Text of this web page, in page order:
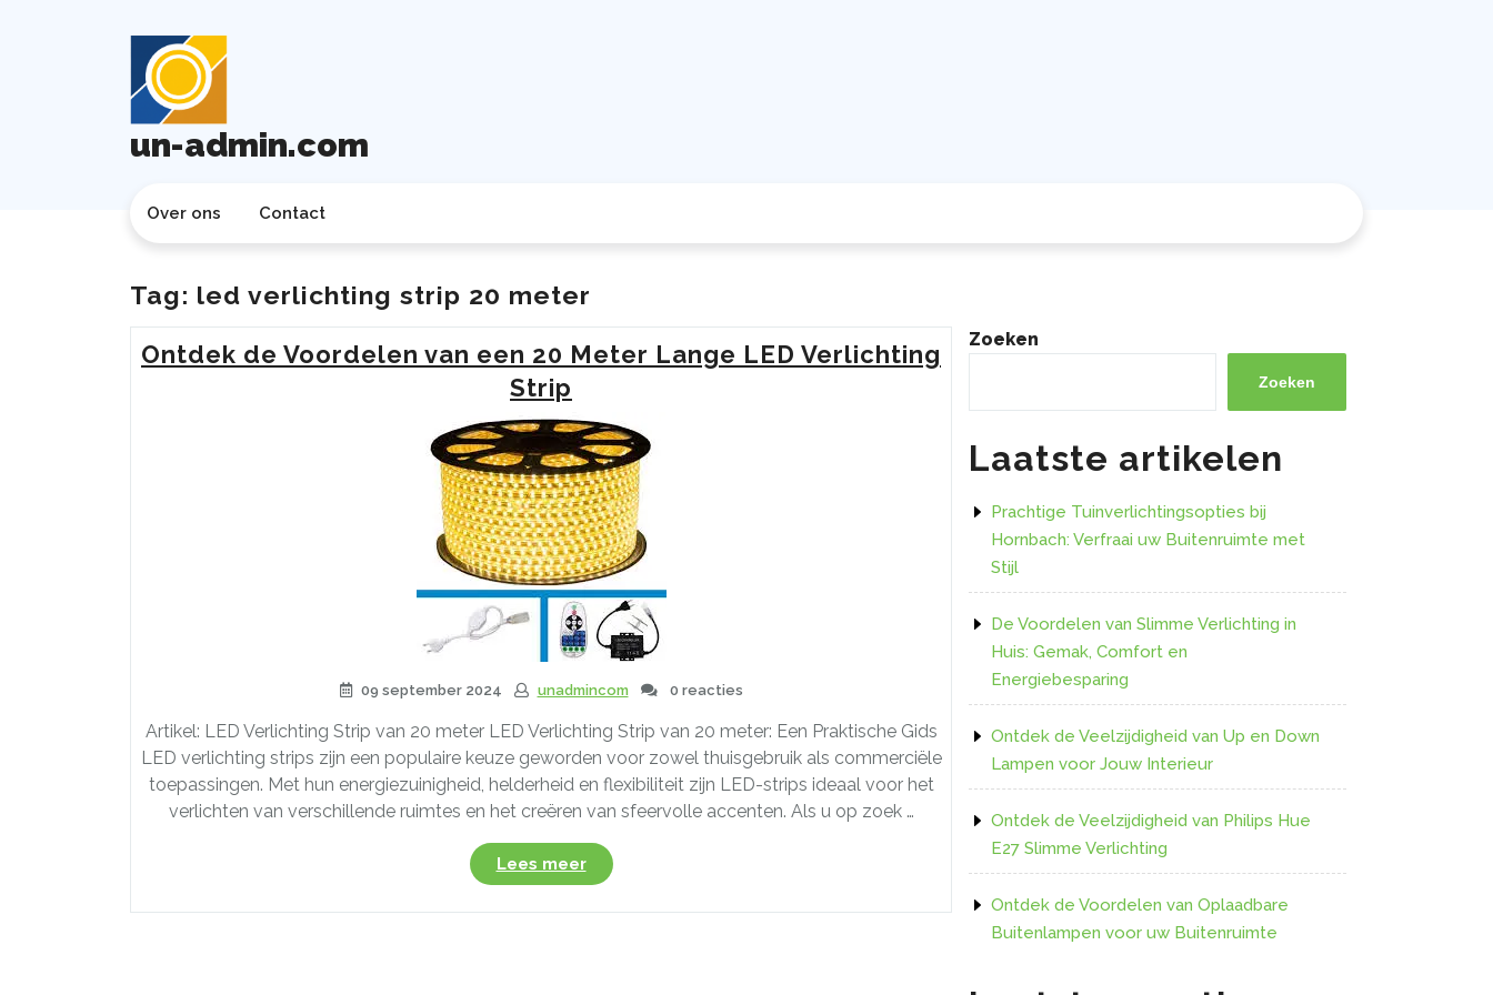
un-admin.com
Over ons Contact
Tag: led verlichting strip 20 meter
Ontdek de Voordelen van een 20 Meter Lange LED Verlichting
Strip
09 september 2024 unadmincom 0 reacties
Artikel: LED Verlichting Strip van 20 meter LED Verlichting Strip van 20 meter: Een Praktische Gids
LED verlichting strips zijn een populaire keuze geworden voor zowel thuisgebruik als commerciële
toepassingen. Met hun energiezuinigheid, helderheid en flexibiliteit zijn LED-strips ideaal voor het
verlichten van verschillende ruimtes en het creëren van sfeervolle accenten. Als u op zoek …
Lees meer“Ontdek
de
Voordelen
Zoeken
Zoeken
Laatste artikelen
Prachtige Tuinverlichtingsopties bij
Hornbach: Verfraai uw Buitenruimte met
Stijl
De Voordelen van Slimme Verlichting in
Huis: Gemak, Comfort en
Energiebesparing
Ontdek de Veelzijdigheid van Up en Down
Lampen voor Jouw Interieur
Ontdek de Veelzijdigheid van Philips Hue
E27 Slimme Verlichting
Ontdek de Voordelen van Oplaadbare
Buitenlampen voor uw Buitenruimte